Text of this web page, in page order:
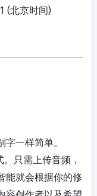
(北京时间)
一样简单。
只需上传音频，
能就会根据你的修